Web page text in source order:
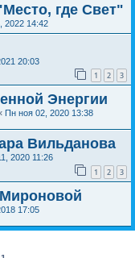
где Свет"
2022 14:42
20:03
1 2 3
Энергии
Пн ноя 02, 2020 13:38
Вильданова
2020 11:26
1 2 3
17:05